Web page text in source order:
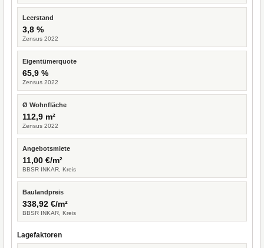
Leerstand
3,8 %
Zensus 2022
Eigentümerquote
65,9 %
Zensus 2022
Ø Wohnfläche
112,9 m²
Zensus 2022
Angebotsmiete
11,00 €/m²
BBSR INKAR, Kreis
Baulandpreis
338,92 €/m²
BBSR INKAR, Kreis
Lagefaktoren